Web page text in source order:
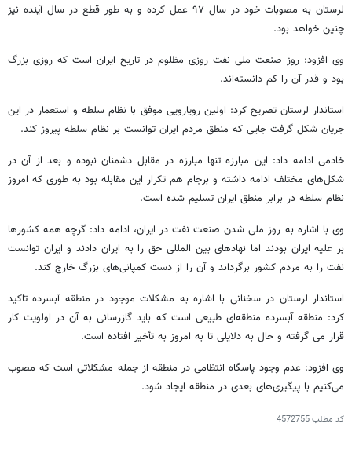
لرستان به مصوبات خود در سال ۹۷ عمل کرده و به طور قطع در سال آینده نیز
چنین خواهد بود.
وی افزود: روز صنعت ملی نفت روزی مظلوم در تاریخ ایران است که روزی بزرگ
بود و قدر آن را کم دانسته‌اند.
استاندار لرستان تصریح کرد: اولین رویارویی موفق با نظام سلطه و استعمار در این
جریان شکل گرفت جایی که منطق مردم ایران توانست بر نظام سلطه پیروز کند.
خادمی ادامه داد: این مبارزه تنها مبارزه در مقابل دشمنان نبوده و بعد از آن در
شکل‌های مختلف ادامه داشته و برجام هم تکرار این مقابله بود به طوری که امروز
نظام سلطه در برابر منطق ایران تسلیم شده است.
وی با اشاره به روز ملی شدن صنعت نفت در ایران، ادامه داد: گرچه همه کشورها
بر علیه ایران بودند اما نهادهای بین المللی حق را به ایران دادند و ایران توانست
نفت را به مردم کشور برگرداند و آن را از دست کمپانی‌های بزرگ خارج کند.
استاندار لرستان در سخنانی با اشاره به مشکلات موجود در منطقه آبسرده تاکید
کرد: منطقه آبسرده منطقه‌ای طبیعی است که باید گازرسانی به آن در اولویت کار
قرار می گرفته و حال به دلایلی تا به امروز به تأخیر افتاده است.
وی افزود: عدم وجود پاسگاه انتظامی در منطقه از جمله مشکلاتی است که مصوب
می‌کنیم با پیگیری‌های بعدی در منطقه ایجاد شود.
کد مطلب4572755